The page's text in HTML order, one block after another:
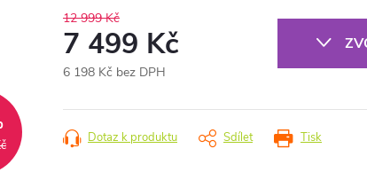
12 999 Kč
7 499 Kč
6 198 Kč bez DPH
cena:
Tisk
Dotaz k produktu Sdílet